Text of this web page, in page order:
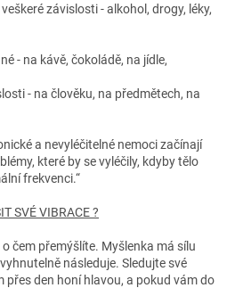
závislosti - alkohol, drogy, léky,
- na kávě, čokoládě, na jídle,
- na člověku, na předmětech, na
a nevyléčitelné nemoci začínají
které by se vyléčily, kdyby tělo
frekvenci.“
SVÉ VIBRACE ?
čem přemýšlíte. Myšlenka má sílu
následuje. Sledujte své
přes den honí hlavou, a pokud vám do